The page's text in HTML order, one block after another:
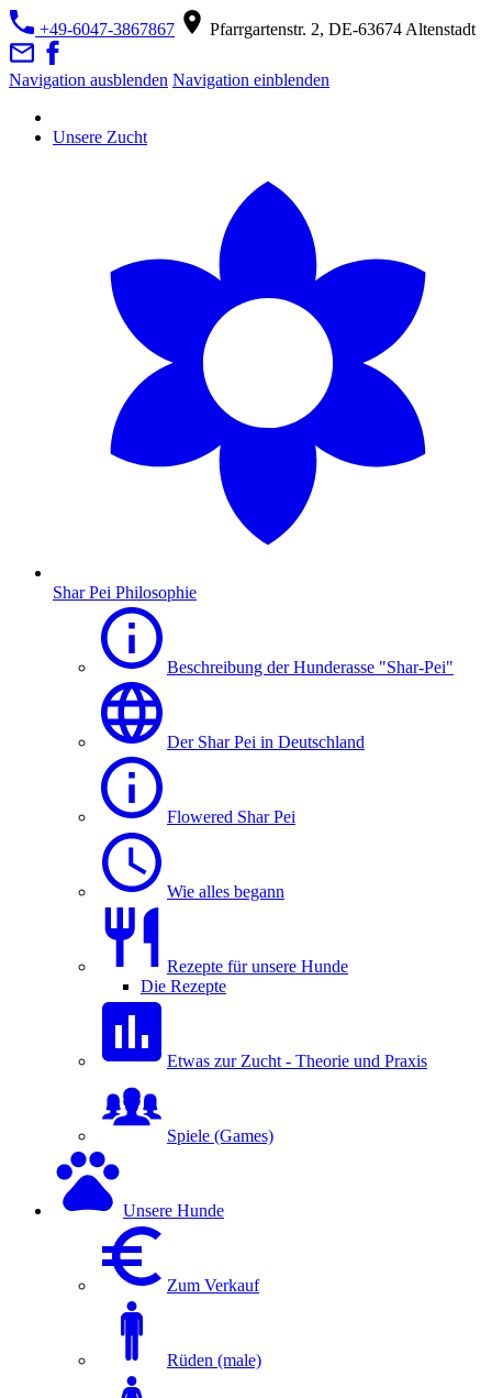
+49-6047-3867867 Pfarrgartenstr. 2, DE-63674 Altenstadt
Navigation ausblenden Navigation einblenden
Unsere Zucht
Shar Pei Philosophie
Beschreibung der Hunderasse "Shar-Pei"
Der Shar Pei in Deutschland
Flowered Shar Pei
Wie alles begann
Rezepte für unsere Hunde
Die Rezepte
Etwas zur Zucht - Theorie und Praxis
Spiele (Games)
Unsere Hunde
Zum Verkauf
Rüden (male)